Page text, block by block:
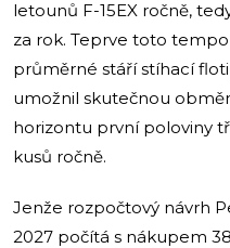
letounů F-15EX ročně,
za rok. Teprve toto
průměrné stáří stíhací
umožnil skutečnou
horizontu první poloviny
kusů ročně.
Jenže rozpočtový návrh
2027 počítá s nákupem